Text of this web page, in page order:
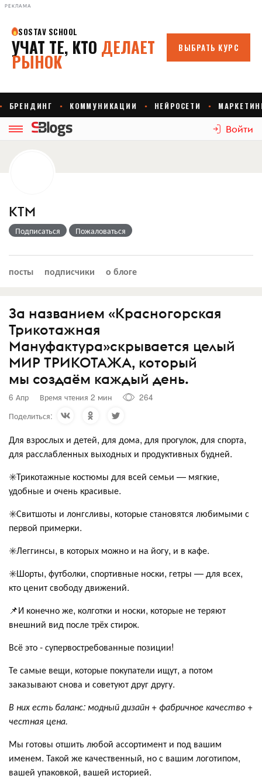
РЕКЛАМА
Войти
КТМ
Подписаться Пожаловаться
посты подписчики о блоге
За названием «Красногорская
Трикотажная
Мануфактура»скрывается целый
МИР ТРИКОТАЖА, который
мы создаём каждый день.
6 Апр Время чтения 2 мин
264
Поделиться:
Для взрослых и детей, для дома, для прогулок, для спорта,
для расслабленных выходных и продуктивных будней.
✳️Трикотажные костюмы для всей семьи — мягкие,
удобные и очень красивые.
✳️Свитшоты и лонгсливы, которые становятся любимыми с
первой примерки.
✳️Леггинсы, в которых можно и на йогу, и в кафе.
✳️Шорты, футболки, спортивные носки, гетры — для всех,
кто ценит свободу движений.
📌И конечно же, колготки и носки, которые не теряют
внешний вид после трёх стирок.
Всё это - супервостребованные позиции!
Те самые вещи, которые покупатели ищут, а потом
заказывают снова и советуют друг другу.
В них есть баланс: модный дизайн + фабричное качество +
честная цена.
Мы готовы отшить любой ассортимент и под вашим
именем. Такой же качественный, но с вашим логотипом,
вашей упаковкой, вашей историей.